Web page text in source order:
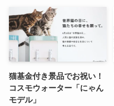
猫基金付き景品でお祝い！
コスモウォーター「にゃん
モデル」